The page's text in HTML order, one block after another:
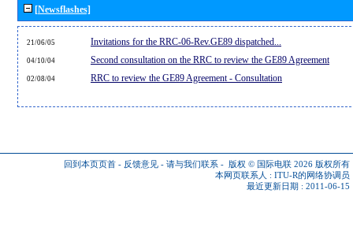
[Newsflashes]
21/06/05 Invitations for the RRC-06-Rev.GE89 dispatched...
04/10/04 Second consultation on the RRC to review the GE89 Agreement
02/08/04 RRC to review the GE89 Agreement - Consultation
回到本页页首 - 反馈意见 - 请与我们联系 - 版权 © 国际电联 2026 版权所有
本网页联系人 : ITU-R的网络协调员
最近更新日期 : 2011-06-15